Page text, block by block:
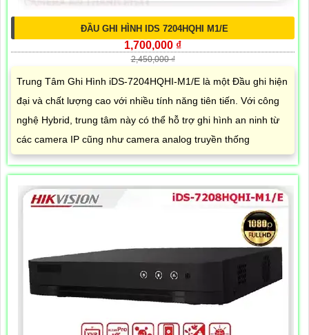
ĐẦU GHI HÌNH IDS 7204HQHI M1/E
1,700,000 ₫
2,450,000 ₫
Trung Tâm Ghi Hình iDS-7204HQHI-M1/E là một Đầu ghi hiện
đại và chất lượng cao với nhiều tính năng tiên tiến. Với công
nghệ Hybrid, trung tâm này có thể hỗ trợ ghi hình an ninh từ
các camera IP cũng như camera analog truyền thống